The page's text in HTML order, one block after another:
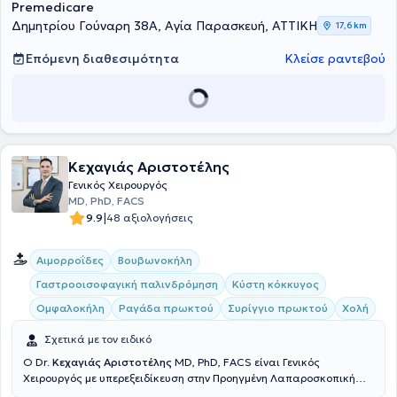
Premedicare
Δημητρίου Γούναρη 38Α, Αγία Παρασκευή, ΑΤΤΙΚΗ
17,6 km
Επόμενη διαθεσιμότητα Κλείσε ραντεβού
Κεχαγιάς Αριστοτέλης
Γενικός Χειρουργός
MD, PhD, FACS
9.9|48 αξιολογήσεις
Αιμορροΐδες
Βουβωνοκήλη
Γαστροοισοφαγική παλινδρόμηση
Κύστη κόκκυγος
Ομφαλοκήλη
Ραγάδα πρωκτού Συρίγγιο πρωκτού Χολή
Σχετικά με τον ειδικό
Ο Dr. Κεχαγιάς Αριστοτέλης MD, PhD, FACS είναι Γενικός
Χειρουργός με υπερεξειδίκευση στην Προηγμένη Λαπαροσκοπική